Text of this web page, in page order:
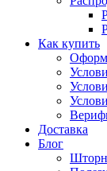
Как купить
Доставка
Блог